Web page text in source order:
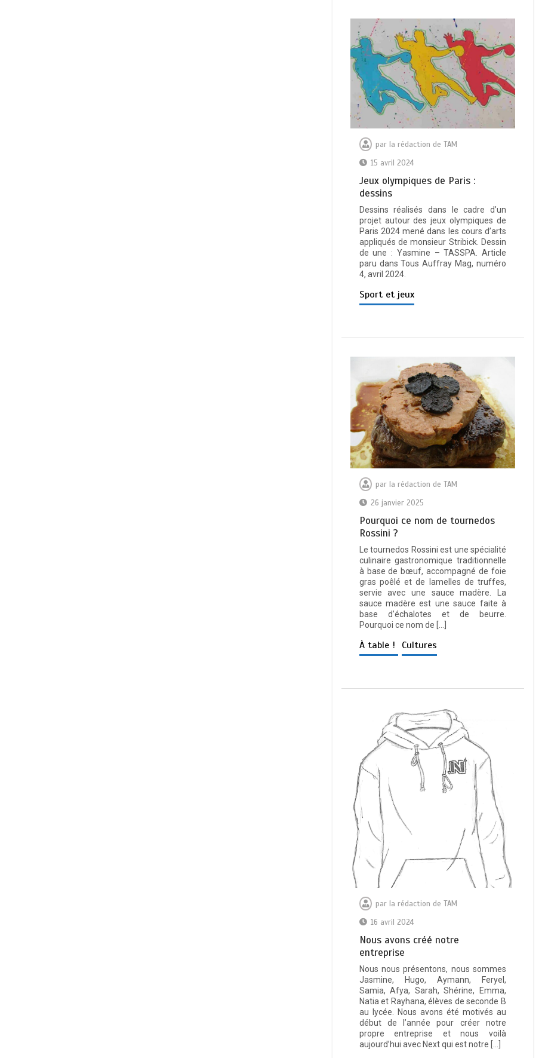
par la rédaction de TAM
15 avril 2024
Jeux olympiques de Paris :
dessins
Dessins réalisés dans le cadre d’un
projet autour des jeux olympiques de
Paris 2024 mené dans les cours d’arts
appliqués de monsieur Stribick. Dessin
de une : Yasmine – TASSPA. Article
paru dans Tous Auffray Mag, numéro
4, avril 2024.
Sport et jeux
par la rédaction de TAM
26 janvier 2025
Pourquoi ce nom de tournedos
Rossini ?
Le tournedos Rossini est une spécialité
culinaire gastronomique traditionnelle
à base de bœuf, accompagné de foie
gras poêlé et de lamelles de truffes,
servie avec une sauce madère. La
sauce madère est une sauce faite à
base d’échalotes et de beurre.
Pourquoi ce nom de […]
À table ! Cultures
par la rédaction de TAM
16 avril 2024
Nous avons créé notre
entreprise
Nous nous présentons, nous sommes
Jasmine, Hugo, Aymann, Feryel,
Samia, Afya, Sarah, Shérine, Emma,
Natia et Rayhana, élèves de seconde B
au lycée. Nous avons été motivés au
début de l’année pour créer notre
propre entreprise et nous voilà
aujourd’hui avec Next qui est notre […]